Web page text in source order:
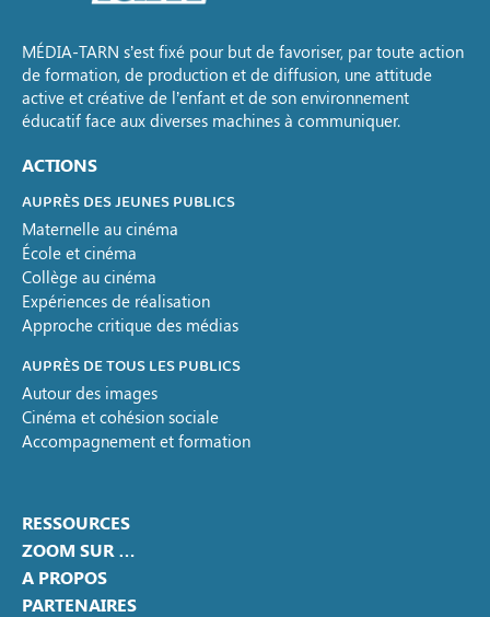
MÉDIA-TARN s’est fixé pour but de favoriser, par toute action
de formation, de production et de diffusion, une attitude
active et créative de l’enfant et de son environnement
éducatif face aux diverses machines à communiquer.
ACTIONS
AUPRÈS DES JEUNES PUBLICS
Maternelle au cinéma
École et cinéma
Collège au cinéma
Expériences de réalisation
Approche critique des médias
AUPRÈS DE TOUS LES PUBLICS
Autour des images
Cinéma et cohésion sociale
Accompagnement et formation
RESSOURCES
ZOOM SUR …
A PROPOS
PARTENAIRES